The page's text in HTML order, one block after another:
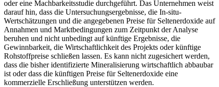
oder eine Machbarkeitsstudie durchgeführt. Das Unternehmen weist
darauf hin, dass die Untersuchungsergebnisse, die In-situ-
Wertschätzungen und die angegebenen Preise für Seltenerdoxide auf
Annahmen und Marktbedingungen zum Zeitpunkt der Analyse
beruhen und nicht unbedingt auf künftige Ergebnisse, die
Gewinnbarkeit, die Wirtschaftlichkeit des Projekts oder künftige
Rohstoffpreise schließen lassen. Es kann nicht zugesichert werden,
dass die bisher identifizierte Mineralisierung wirtschaftlich abbaubar
ist oder dass die künftigen Preise für Seltenerdoxide eine
kommerzielle Erschließung unterstützen werden.